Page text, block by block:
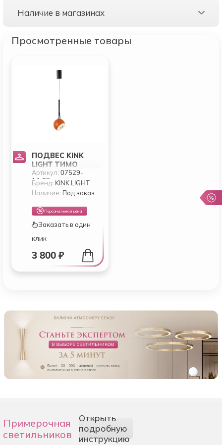
Наличие в магазинах
Просмотренные товары
ПОДВЕС KINK
LIGHT ТИМО
07529-1A,09
Артикул:07529-
1A,09
Бренд: KINK LIGHT
Наличие: Под заказ
Персональная цена
Заказать в один
клик
3 800 ₽
Примерочная
светильников
Открыть
подробную
инструкцию